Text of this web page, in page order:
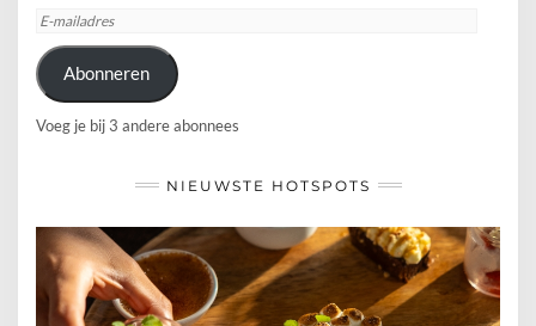
E-
Abonneren
Voeg je bij 3 andere abonnees
NIEUWSTE HOTSPOTS